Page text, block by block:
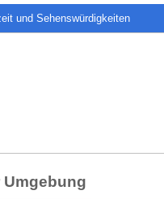
und Sehenswürdigkeiten